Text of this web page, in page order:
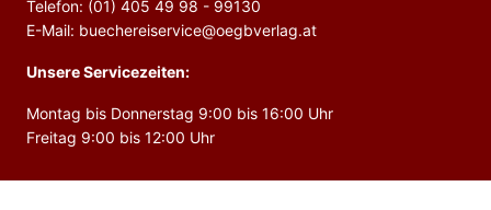
Telefon: (01) 405 49 98 - 99130
E-Mail: buechereiservice@oegbverlag.at
Unsere Servicezeiten:
Montag bis Donnerstag 9:00 bis 16:00 Uhr
Freitag 9:00 bis 12:00 Uhr